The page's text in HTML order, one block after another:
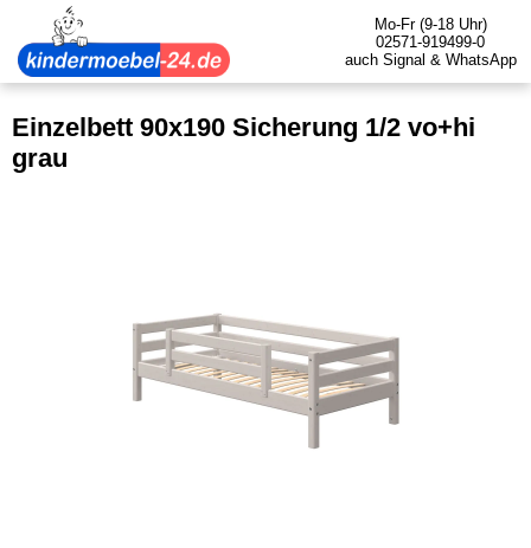
Mo-Fr (9-18 Uhr)
02571-919499-0
auch Signal & WhatsApp
Einzelbett 90x190 Sicherung 1/2 vo+hi
grau